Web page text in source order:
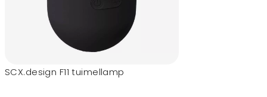
SCX.design F11 tuimellamp